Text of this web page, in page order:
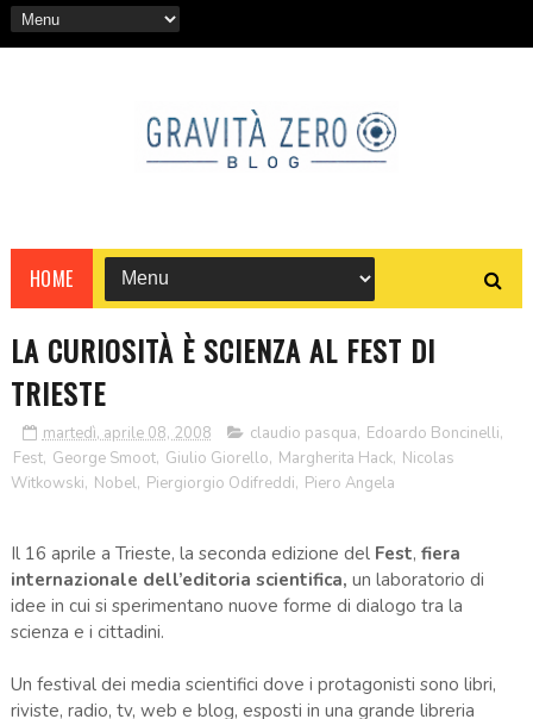
HOME
LA CURIOSITÀ È SCIENZA AL FEST DI
TRIESTE
martedì, aprile 08, 2008 claudio pasqua, Edoardo Boncinelli,
Fest, George Smoot, Giulio Giorello, Margherita Hack, Nicolas
Witkowski, Nobel, Piergiorgio Odifreddi, Piero Angela
Il 16 aprile a Trieste, la seconda edizione del Fest, fiera
internazionale dell’editoria scientifica, un laboratorio di
idee in cui si sperimentano nuove forme di dialogo tra la
scienza e i cittadini.
Un festival dei media scientifici dove i protagonisti sono libri,
riviste, radio, tv, web e blog, esposti in una grande libreria